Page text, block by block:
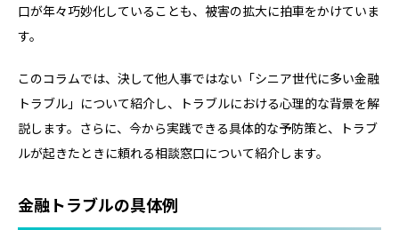
口が年々巧妙化していることも、被害の拡大に拍車をかけていま
す。
このコラムでは、決して他人事ではない「シニア世代に多い金融
トラブル」について紹介し、トラブルにおける心理的な背景を解
説します。さらに、今から実践できる具体的な予防策と、トラブ
ルが起きたときに頼れる相談窓口について紹介します。
金融トラブルの具体例